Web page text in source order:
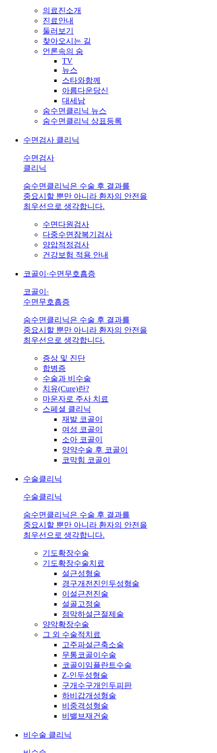
의료진소개
진료안내
둘러보기
찾아오시는 길
언론속의 숨
TV
뉴스
스타와함께
아름다운당신
대세남
숨수면클리닉 뉴스
숨수면클리닉 상표등록
수면검사 클리닉
수면검사
클리닉
숨수면클리닉은 수술 후 결과를
중요시할 뿐만 아니라 환자의 안전을
최우선으로 생각합니다.
수면다원검사
다중수면잠복기검사
양압적정검사
건강보험 적용 안내
코골이·수면무호흡증
코골이·
수면무호흡증
숨수면클리닉은 수술 후 결과를
중요시할 뿐만 아니라 환자의 안전을
최우선으로 생각합니다.
증상 및 진단
합병증
수술과 비수술
치유(Cure)란?
마운자로 주사 치료
스페셜 클리닉
재발 코골이
여성 코골이
소아 코골이
양약수술 후 코골이
코막힘 코골이
수술클리닉
수술클리닉
숨수면클리닉은 수술 후 결과를
중요시할 뿐만 아니라 환자의 안전을
최우선으로 생각합니다.
기도확장수술
기도확장수술치료
설근성형술
경구개전진인두성형술
이설근전진술
설골고정술
점막하설근절제술
양악확장수술
그 외 수술적치료
고주파설근축소술
무통코골이수술
코골이임플란트수술
Z-인두성형술
구개수구개인두피판
하비갑개성형술
비중격성형술
비밸브재건술
비수술 클리닉